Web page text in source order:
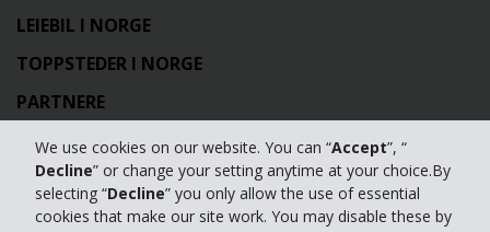
We use cookies on our website. You can “Accept”, “
Decline” or change your setting anytime at your choice.By
selecting “Decline” you only allow the use of essential
cookies that make our site work. You may disable these by
LEIEBIL I NORGE
TOPPSTEDER I NORGE
PARTNERE
OM HERTZ
HERTZ COLLECTIONS
LEIEBIL I NORD-AMERIKA